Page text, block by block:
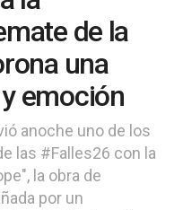
de la
una
emoción
anoche uno de los
las #Falles26 con la
la obra de
por un